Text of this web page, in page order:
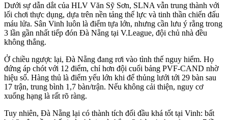
Dưới sự dẫn dắt của HLV Văn Sỹ Sơn, SLNA vẫn trung thành với
lối chơi thực dụng, dựa trên nền tảng thể lực và tinh thần chiến đấu
máu lửa. Sân Vinh luôn là điểm tựa lớn, nhưng cần lưu ý rằng trong
3 lần gần nhất tiếp đón Đà Nẵng tại V.League, đội chủ nhà đều
không thắng.
Ở chiều ngược lại, Đà Nẵng đang rơi vào tình thế nguy hiểm. Họ
đứng áp chót với 12 điểm, chỉ hơn đội cuối bảng PVF-CAND nhờ
hiệu số. Hàng thủ là điểm yếu lớn khi để thủng lưới tới 29 bàn sau
17 trận, trung bình 1,7 bàn/trận. Nếu không cải thiện, nguy cơ
xuống hạng là rất rõ ràng.
Tuy nhiên, Đà Nẵng lại có thành tích đối đầu khá tốt tại Vinh: bất